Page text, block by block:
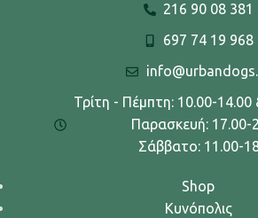
216 90 08 381
697 74 19 968
Τρίτη - Πέμπτη: 10.00-14.00
Παρασκευή: 17.00-
Σάββατο: 11.00-
Shop
Κυνόπολις